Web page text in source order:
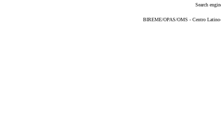
Search
BIREME/OPAS/OMS - Centro Latino-